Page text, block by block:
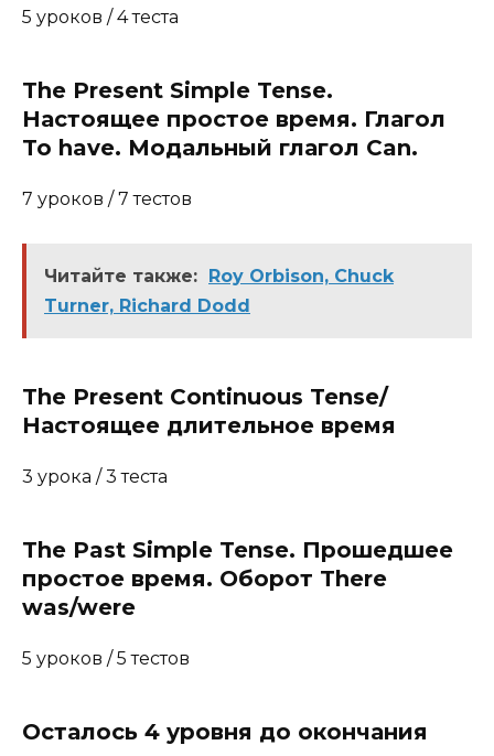
5 уроков / 4 теста
The Present Simple Tense.
Настоящее простое время. Глагол
To have. Модальный глагол Can.
7 уроков / 7 тестов
Читайте также: Roy Orbison, Chuck
Turner, Richard Dodd
The Present Continuous Tense/
Настоящее длительное время
3 урока / 3 теста
The Past Simple Tense. Прошедшее
проcтое время. Оборот There
was/were
5 уроков / 5 тестов
Осталось 4 уровня до окончания